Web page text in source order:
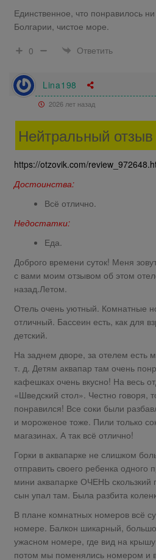
Единственное, что понравилось
Болгарии, чистое море.
0
Ответить
Lina198
2026 лет назад
Нейтральный отзыв
https://otzovik.com/
Достоинства:
Всё отлично.
Недостатки:
Еда.
Доброго времени суток! Меня
с вами моим отзывом об этом
назад.Летом.
Отель очень уютный. Комнатные
отличный. Бассеин есть, как для
детский.
На заднем дворе, за отелем есть
т. д. Детям аквапар там очень
кафешках очень вкусно! На весь
«Шведский стол». Честно говоря,
понравился! Все соки были
и мороженое тоже. Пили только
магазинах. А так всё отлично!
Горки в аквапарке не слишком
отправить своего ребенка одного
мини аквапарке ОЧЕНЬ
сын упал там. Была разбита
В плане комнатных номеров всё
номере. Балкон шикарный,
ужасном номере, где вид на
потом мы поменялись номером и